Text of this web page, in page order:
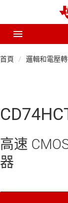
首頁 邏輯和電壓
高速
器